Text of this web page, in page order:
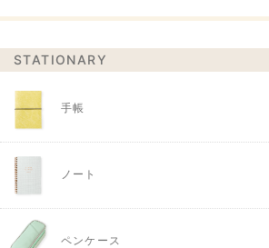
STATIONARY
手帳
ノート
ペンケース